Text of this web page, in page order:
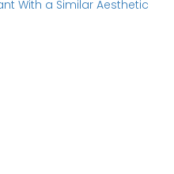
With a Similar Aesthetic